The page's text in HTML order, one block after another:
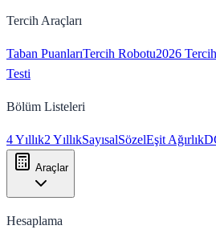
Tercih Araçları
Taban PuanlarıTercih Robotu2026
Testi
Bölüm Listeleri
4 Yıllık2 YıllıkSayısalSözelEşit Ağırlık
Araçlar
Hesaplama